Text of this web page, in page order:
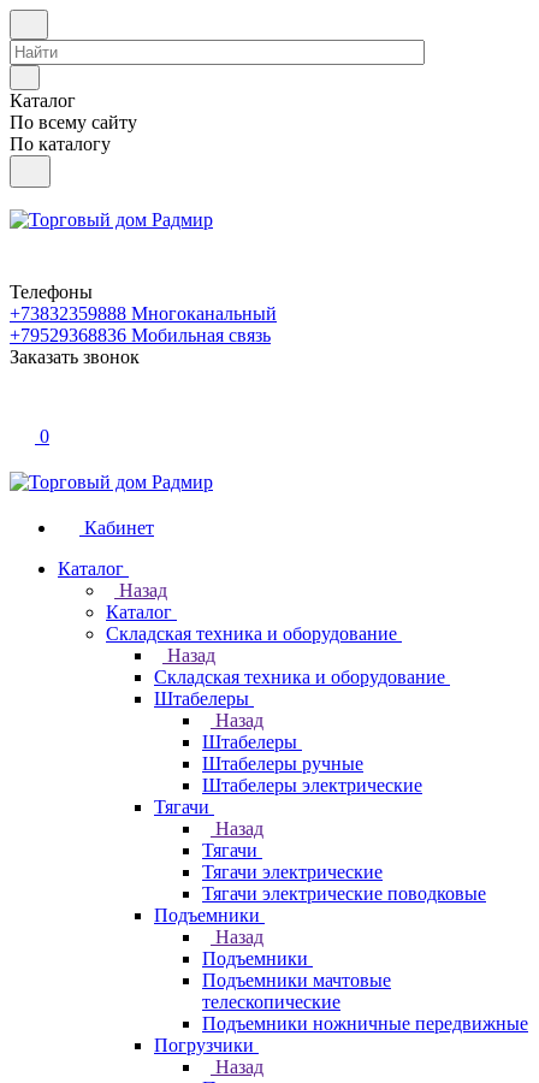
Каталог
По всему сайту
По каталогу
Телефоны
+73832359888 Многоканальный
+79529368836 Мобильная связь
Заказать звонок
0
Кабинет
Каталог
Назад
Каталог
Складская техника и оборудование
Назад
Складская техника и оборудование
Штабелеры
Назад
Штабелеры
Штабелеры ручные
Штабелеры электрические
Тягачи
Назад
Тягачи
Тягачи электрические
Тягачи электрические поводковые
Подъемники
Назад
Подъемники
Подъемники мачтовые
телескопические
Подъемники ножничные передвижные
Погрузчики
Назад